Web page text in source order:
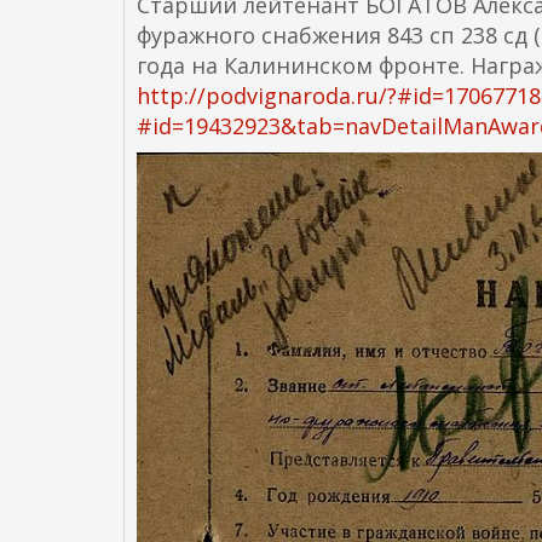
фуражного снабжения 843 сп 238 сд
года на Калининском фронте.
http://podvignaroda.ru/